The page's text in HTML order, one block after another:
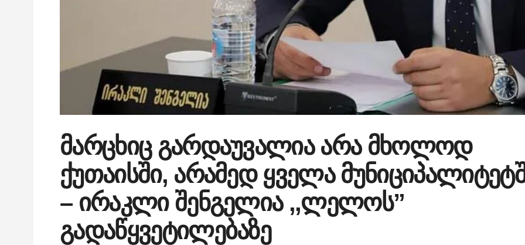
მარცხიც გარდაუვალია არა მხოლოდ
ქუთაისში, არამედ ყველა
– ირაკლი შენგელია ,,ლელოს”
გადაწყვეტილებაზე